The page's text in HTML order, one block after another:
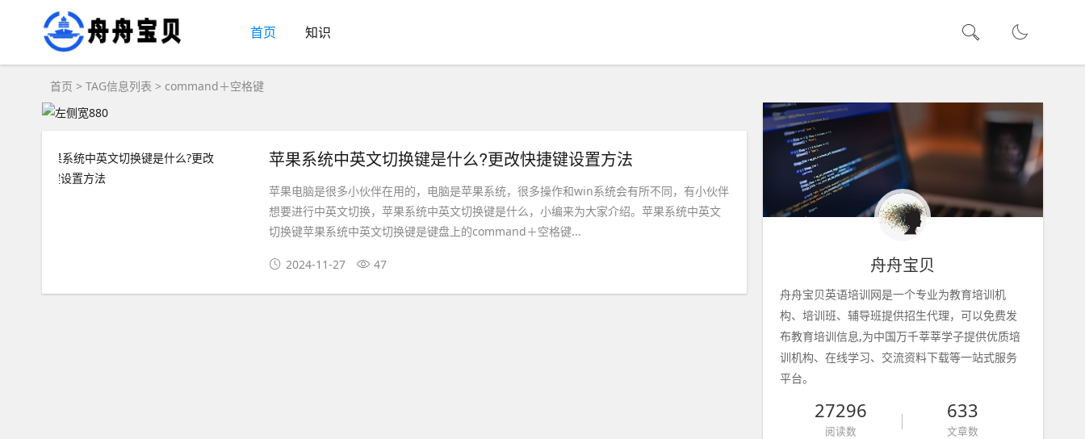
首页 知识
首页 > TAG信息列表 > command＋空格键
苹果系统中英文切换键是什么?更改快捷键设置方法
苹果电脑是很多小伙伴在用的，电脑是苹果系统，很多操作和win系统会有所不同，有小伙伴
想要进行中英文切换，苹果系统中英文切换键是什么，小编来为大家介绍。苹果系统中英文
切换键苹果系统中英文切换键是键盘上的command＋空格键...
2024-11-27 47 舟舟宝贝
舟舟宝贝英语培训网是一个专业为教育培训机
构、培训班、辅导班提供招生代理，可以免费发
布教育培训信息,为中国万千莘莘学子提供优质培
训机构、在线学习、交流资料下载等一站式服务
平台。
27296
阅读数
633
文章数